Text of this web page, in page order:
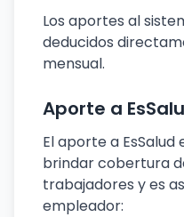
Los aportes al
deducidos
mensual.
Aporte a
El aporte a
brindar cobertura
trabajadores y es
empleador: